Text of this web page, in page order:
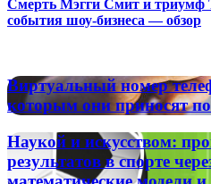
Смерть Мэгги Смит и триумф
события шоу-бизнеса — обзор
Виртуальный
номер
телефона:
причины,
по
которым
они
Виртуальный номер
которым они приносят
Наукой
искусством:
Наукой и искусством:
результатов в спорте